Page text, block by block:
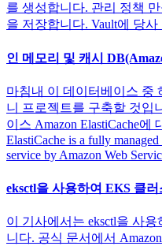
를 생성합니다. 관리 정책
을 저장합니다. Vault에 당
인 메모리 및 캐시
마침내 이 데이터베이스 중
니 프로젝트를 구축할 것입
이스 Amazon ElastiCache에
ElastiCache is a fully
service by Amazon Web
eksctl을 사용하여 EKS 클
이 기사에서는 eksctl을 사
니다. 공식 문서에서